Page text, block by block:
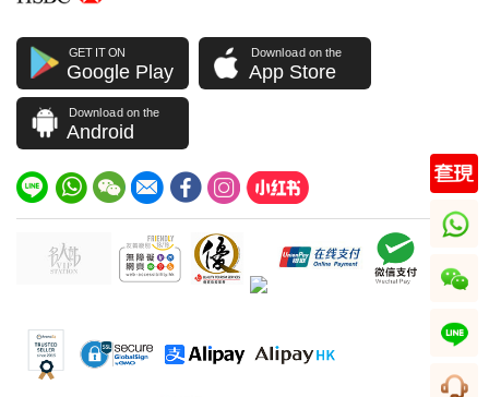
GET IT ON
Google Play
Download on the
App Store
Download on the
Android